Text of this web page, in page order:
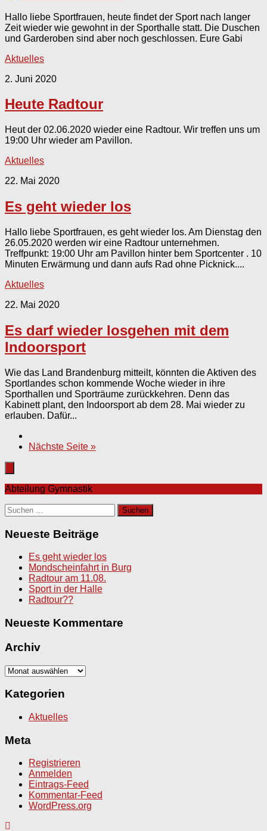
Hallo liebe Sportfrauen, heute findet der Sport nach langer
Zeit wieder wie gewohnt in der Sporthalle statt. Die Duschen
und Garderoben sind aber noch geschlossen. Eure Gabi
Aktuelles
2. Juni 2020
Heute Radtour
Heut der 02.06.2020 wieder eine Radtour. Wir treffen uns um
19:00 Uhr wieder am Pavillon.
Aktuelles
22. Mai 2020
Es geht wieder los
Hallo liebe Sportfrauen, es geht wieder los. Am Dienstag den
26.05.2020 werden wir eine Radtour unternehmen.
Treffpunkt: 19:00 Uhr am Pavillon hinter bem Sportcenter . 10
Minuten Erwärmung und dann aufs Rad ohne Picknick....
Aktuelles
22. Mai 2020
Es darf wieder losgehen mit dem
Indoorsport
Wie das Land Brandenburg mitteilt, könnten die Aktiven des
Sportlandes schon kommende Woche wieder in ihre
Sporthallen und Sporträume zurückkehren. Denn das
Kabinett plant, den Indoorsport ab dem 28. Mai wieder zu
erlauben. Dafür...
Nächste Seite »
Abteilung Gymnastik
Suchen
nach:
Neueste Beiträge
Es geht wieder los
Mondscheinfahrt in Burg
Radtour am 11.08.
Sport in der Halle
Radtour??
Neueste Kommentare
Archiv
Archiv
Kategorien
Aktuelles
Meta
Registrieren
Anmelden
Eintrags-Feed
Kommentar-Feed
WordPress.org